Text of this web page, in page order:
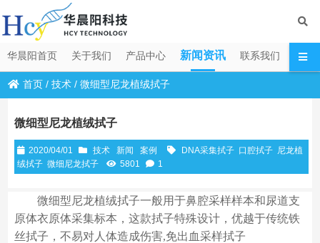
华晨阳首页 关于我们 产品中心 新闻资讯 联系我们
首页 /技术 /微细型尼龙植绒拭子
微细型尼龙植绒拭子
2020/04/01 技术 新闻 案例 DNA采集拭子 口腔拭子 尼龙植
绒拭子 微细尼龙拭子 5801 1
微细型尼龙植绒拭子一般用于鼻腔采样样本和尿道支
原体衣原体采集标本，这款拭子特殊设计，优越于传统铁
丝拭子，不易对人体造成伤害,免出血采样拭子